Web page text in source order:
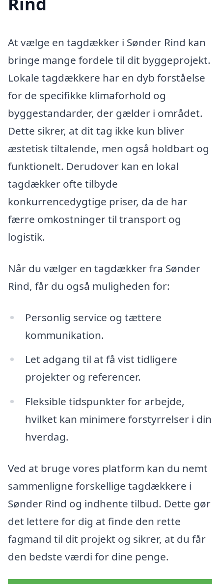
At vælge en tagdækker i Sønder Rind kan
bringe mange fordele til dit byggeprojekt.
Lokale tagdækkere har en dyb forståelse
for de specifikke klimaforhold og
byggestandarder, der gælder i området.
Dette sikrer, at dit tag ikke kun bliver
æstetisk tiltalende, men også holdbart og
funktionelt. Derudover kan en lokal
tagdækker ofte tilbyde
konkurrencedygtige priser, da de har
færre omkostninger til transport og
logistik.
Når du vælger en tagdækker fra Sønder
Rind, får du også muligheden for:
Personlig service og tættere
kommunikation.
Let adgang til at få vist tidligere
projekter og referencer.
Fleksible tidspunkter for arbejde,
hvilket kan minimere forstyrrelser i din
hverdag.
Ved at bruge vores platform kan du nemt
sammenligne forskellige tagdækkere i
Sønder Rind og indhente tilbud. Dette gør
det lettere for dig at finde den rette
fagmand til dit projekt og sikrer, at du får
den bedste værdi for dine penge.